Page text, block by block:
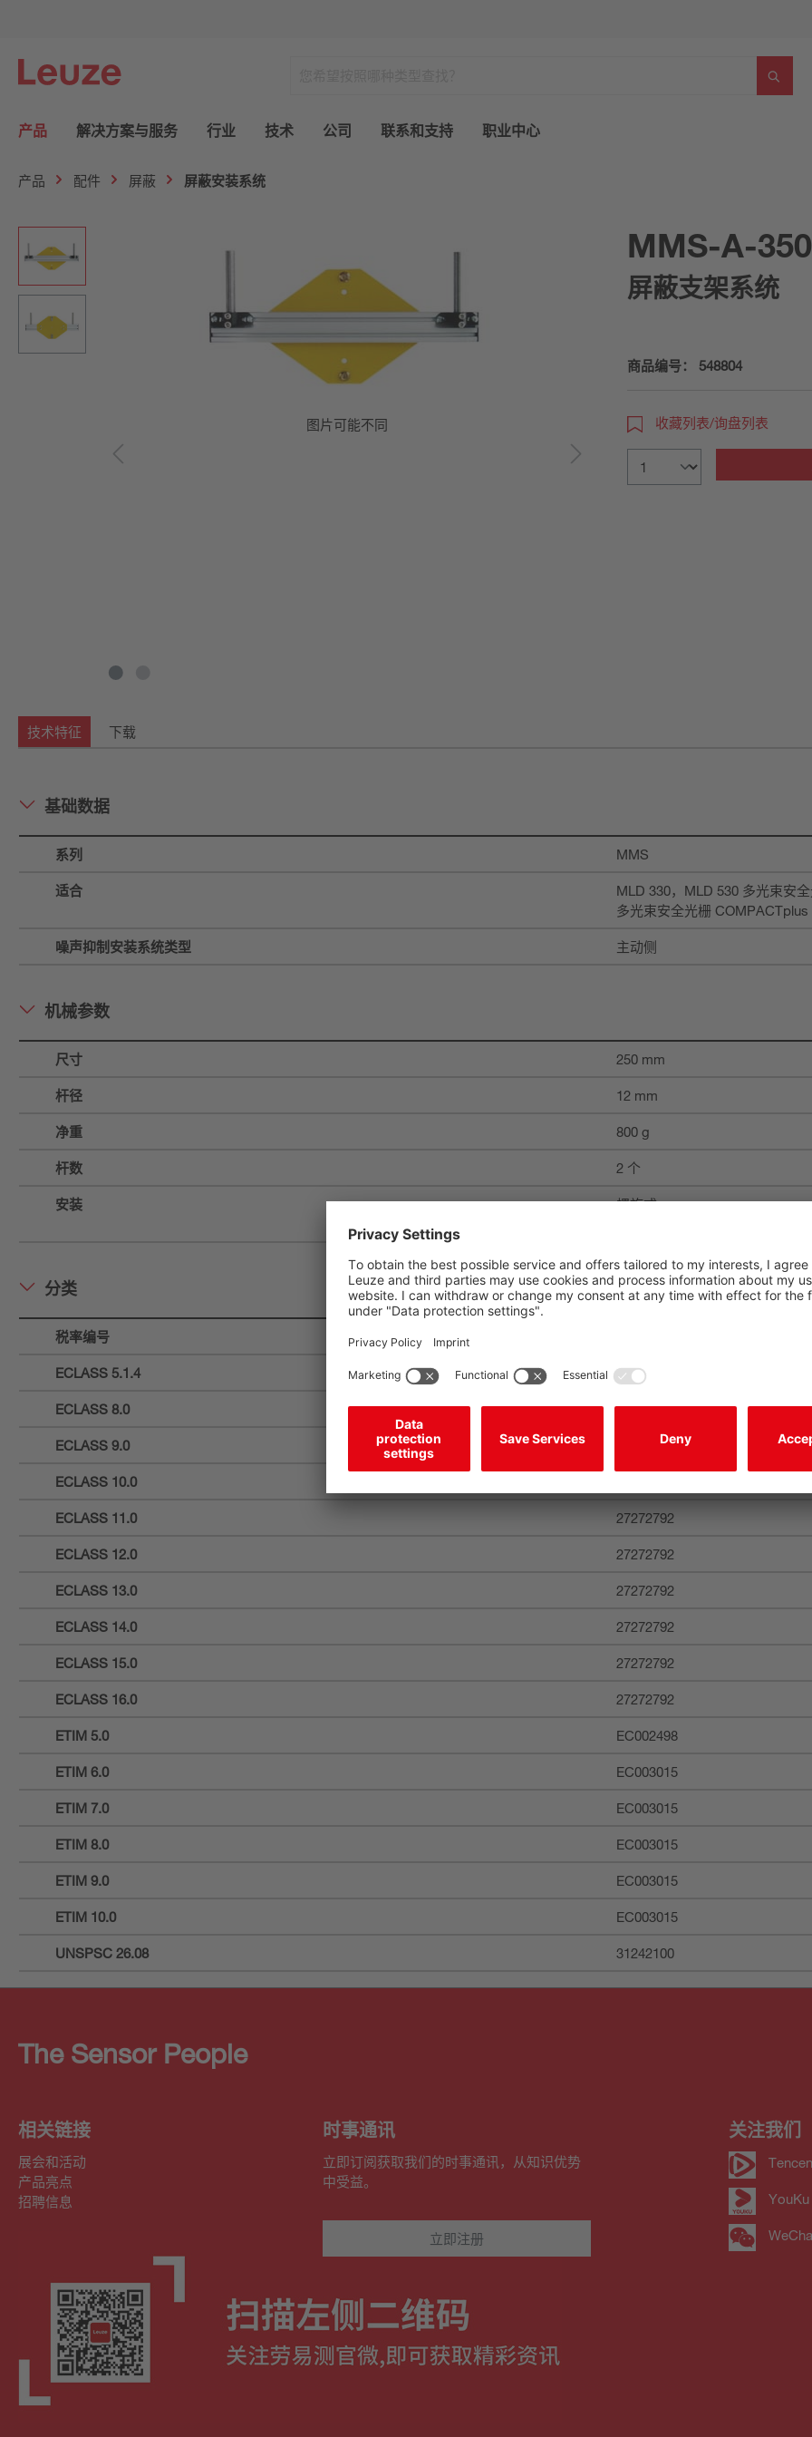
产品 解决方案与服务 行业 技术 公司 联系和支持 职业中心
产品 配件 屏蔽 屏蔽安装系统
图片可能不同
MMS-A-350
屏蔽支架系统
商品编号： 548804
收藏列表/询盘列表
技术特征 下载
基础数据
系列 MMS
适合
MLD 330，MLD 530 多光束安
多光束安全光栅 COMPACTplus
噪声抑制安装系统类型 主动侧
机械参数
尺寸 250 mm
杆径 12 mm
净重 800 g
杆数 2 个
安装
螺旋式
分类
税率编号
ECLASS 5.1.4 27279290
ECLASS 8.0 27279290
ECLASS 9.0 27279090
ECLASS 10.0
ECLASS 11.0 27272792
ECLASS 12.0 27272792
ECLASS 13.0 27272792
ECLASS 14.0 27272792
ECLASS 15.0 27272792
ECLASS 16.0 27272792
ETIM 5.0 EC002498
ETIM 6.0 EC003015
ETIM 7.0 EC003015
ETIM 8.0 EC003015
ETIM 9.0 EC003015
ETIM 10.0 EC003015
UNSPSC 26.08 31242100
The Sensor People
相关链接
展会和活动
产品亮点
招聘信息
时事通讯
立即订阅获取我们的时事通讯，从知识优势
中受益。
立即注册
关注我们
YouKu